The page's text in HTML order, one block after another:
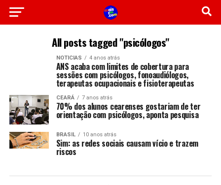
All posts tagged "psicólogos"
NOTICIAS 4 anos atrás
ANS acaba com limites de cobertura para
sessões com psicólogos, fonoaudiólogos,
terapeutas ocupacionais e fisioterapeutas
CEARÁ 7 anos atrás
70% dos alunos cearenses gostariam de ter
orientação com psicólogos, aponta pesquisa
BRASIL 10 anos atrás
Sim: as redes sociais causam vício e trazem
riscos